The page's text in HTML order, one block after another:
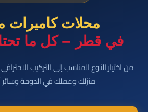
محلات كاميرات
في قطر – كل ما
من اختيار النوع المناسب إلى التركيب
منزلك وعملك في الدوحة وسائر